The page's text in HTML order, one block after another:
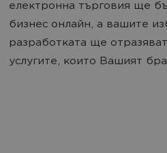
електронна търговия ще
бизнес онлайн, а вашите
разработката ще
услугите, които Вашият